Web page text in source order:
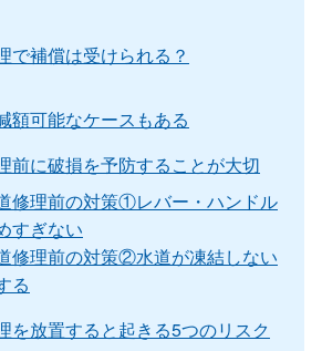
で補償は受けられる？
額可能なケースもある
前に破損を予防することが大切
修理前の対策①レバー・ハンドル
すぎない
修理前の対策②水道が凍結しない
る
を放置すると起きる5つのリスク